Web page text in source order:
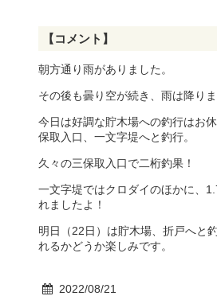
【コメント】
朝方通り雨がありました。
その後も曇り空が続き、雨は降りま
今日は好調な貯木場への釣行はお
保取入口、一文字堤へと釣行。
久々の三保取入口で二桁釣果！
一文字堤ではクロダイのほかに、
れましたよ！
明日（22日）は貯木場、折戸へと
れるかどうか楽しみです。
2022/08/21